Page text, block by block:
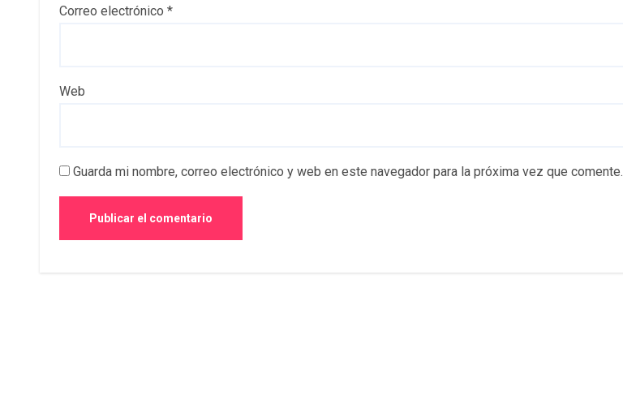
Correo electrónico *
Web
Guarda mi nombre, correo electrónico y web en este navegador para la próxima vez que comente.